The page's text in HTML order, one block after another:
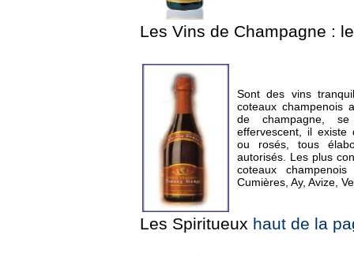
Les Vins de Champagne :
Sont des vins
coteaux champenois
de champagne,
effervescent, il existe
ou rosés, tous
autorisés. Les plus
coteaux
Cumières, Ay, Avize,
Les Spiritueux haut de la